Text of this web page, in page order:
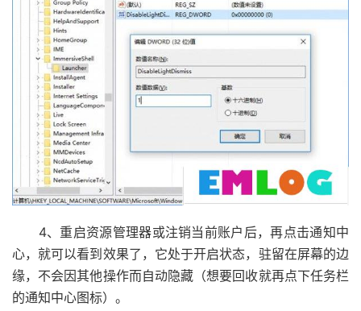
4、重启资源管理器或注销当前账户后，再点击通知中
心，就可以看到效果了，它处于开启状态，驻留在屏幕的边
缘，不会因其他操作而自动隐藏（想要回收就再点下任务栏
的通知中心图标）。